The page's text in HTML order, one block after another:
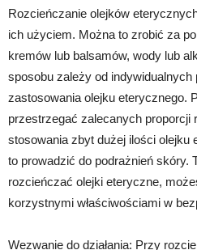
Rozcieńczanie olejków
ich użyciem. Można to zrobić za
kremów lub balsamów, wody lub
sposobu zależy od indywidualnych
zastosowania olejku eterycznego.
przestrzegać zalecanych proporcji
stosowania zbyt dużej ilości olejku
to prowadzić do podrażnień skóry.
rozcieńczać olejki eteryczne,
korzystnymi właściwościami w
Wezwanie do działania: Przy